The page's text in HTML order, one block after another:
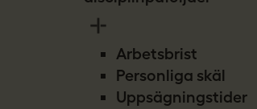
Arbetsbrist
Personliga skäl
Uppsägningstider